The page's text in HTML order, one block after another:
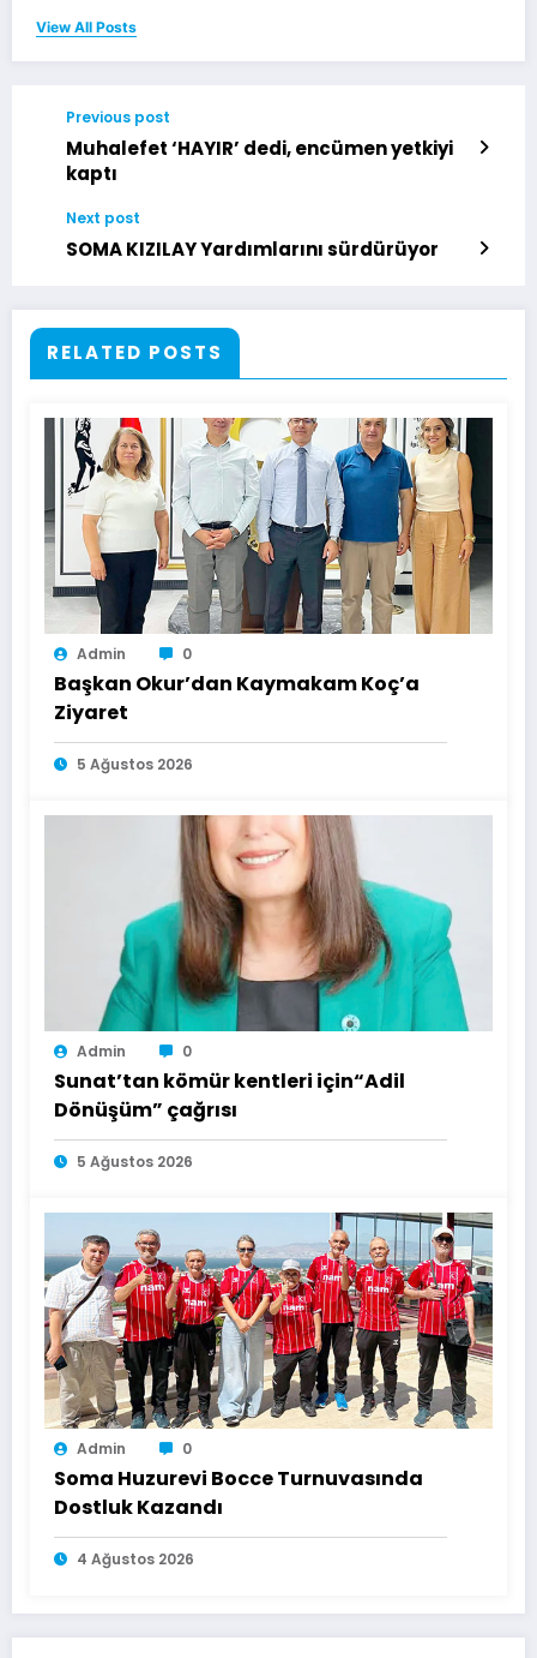
View All Posts
Previous post
Muhalefet ‘HAYIR’ dedi, encümen yetkiyi
kaptı
Next post
SOMA KIZILAY Yardımlarını sürdürüyor
RELATED POSTS
Admin 0
Başkan Okur’dan Kaymakam Koç’a
Ziyaret
5 Ağustos 2026
Admin 0
Sunat’tan kömür kentleri için“Adil
Dönüşüm” çağrısı
5 Ağustos 2026
Admin 0
Soma Huzurevi Bocce Turnuvasında
Dostluk Kazandı
4 Ağustos 2026